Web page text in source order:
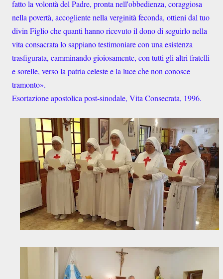
fatto la volontà del Padre, pronta nell'obbedienza, coraggiosa
nella povertà, accogliente nella verginità feconda, ottieni dal tuo
divin Figlio che quanti hanno ricevuto il dono di seguirlo nella
vita consacrata lo sappiano testimoniare con una esistenza
trasfigurata, camminando gioiosamente, con tutti gli altri fratelli
e sorelle, verso la patria celeste e la luce che non conosce
tramonto».
Esortazione apostolica post-sinodale, Vita Consecrata, 1996.